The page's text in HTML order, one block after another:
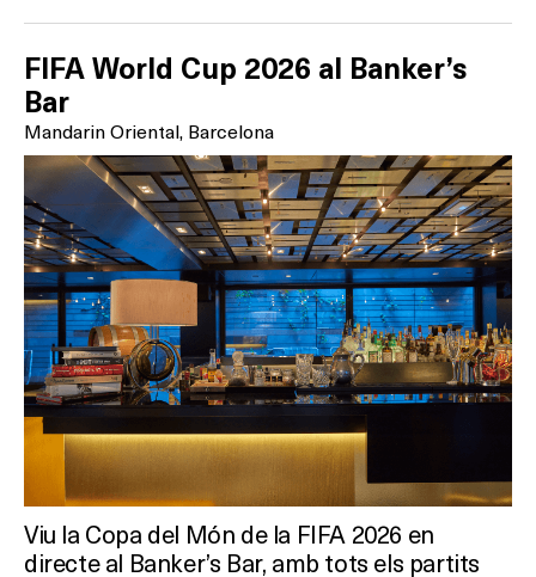
FIFA World Cup 2026 al Banker’s
Bar
Mandarin Oriental, Barcelona
Viu la Copa del Món de la FIFA 2026 en
directe al Banker’s Bar, amb tots els partits